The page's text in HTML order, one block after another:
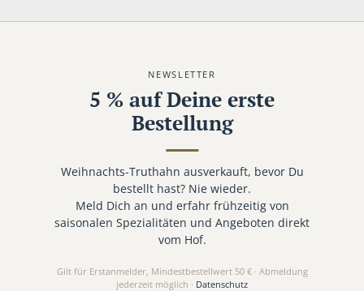
NEWSLETTER
5 % auf Deine erste
Bestellung
Weihnachts-Truthahn ausverkauft, bevor Du
bestellt hast? Nie wieder.
Meld Dich an und erfahr frühzeitig von
saisonalen Spezialitäten und Angeboten direkt
vom Hof.
Gilt für Erstanmelder, Mindestbestellwert 50 € · Abmeldung
jederzeit möglich · Datenschutz